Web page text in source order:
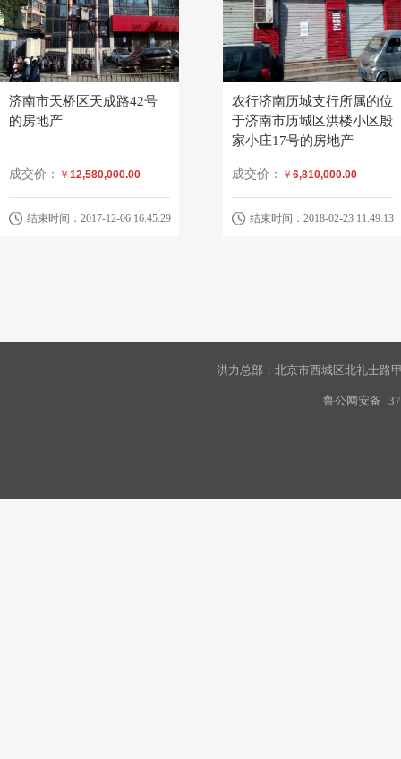
济南市天桥区天成路42号
的房地产
成交价： ￥ 12,580,000.00
结束时间：2017-12-06 16:45:29
农行济南历城支行所属的位
于济南市历城区洪楼小区殷
家小庄17号的房地产
成交价： ￥ 6,810,000.00
结束时间：2018-02-23 11:49:13
洪力总部：北京市西城区北礼士路
鲁公网安备